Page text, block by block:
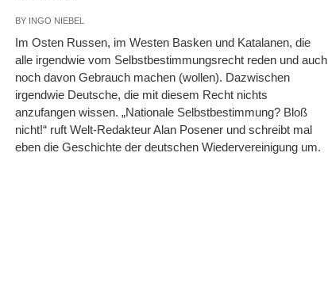
BY INGO NIEBEL
Im Osten Russen, im Westen Basken und Katalanen, die
alle irgendwie vom Selbstbestimmungsrecht reden und auch
noch davon Gebrauch machen (wollen). Dazwischen
irgendwie Deutsche, die mit diesem Recht nichts
anzufangen wissen. „Nationale Selbstbestimmung? Bloß
nicht!“ ruft Welt-Redakteur Alan Posener und schreibt mal
eben die Geschichte der deutschen Wiedervereinigung um.